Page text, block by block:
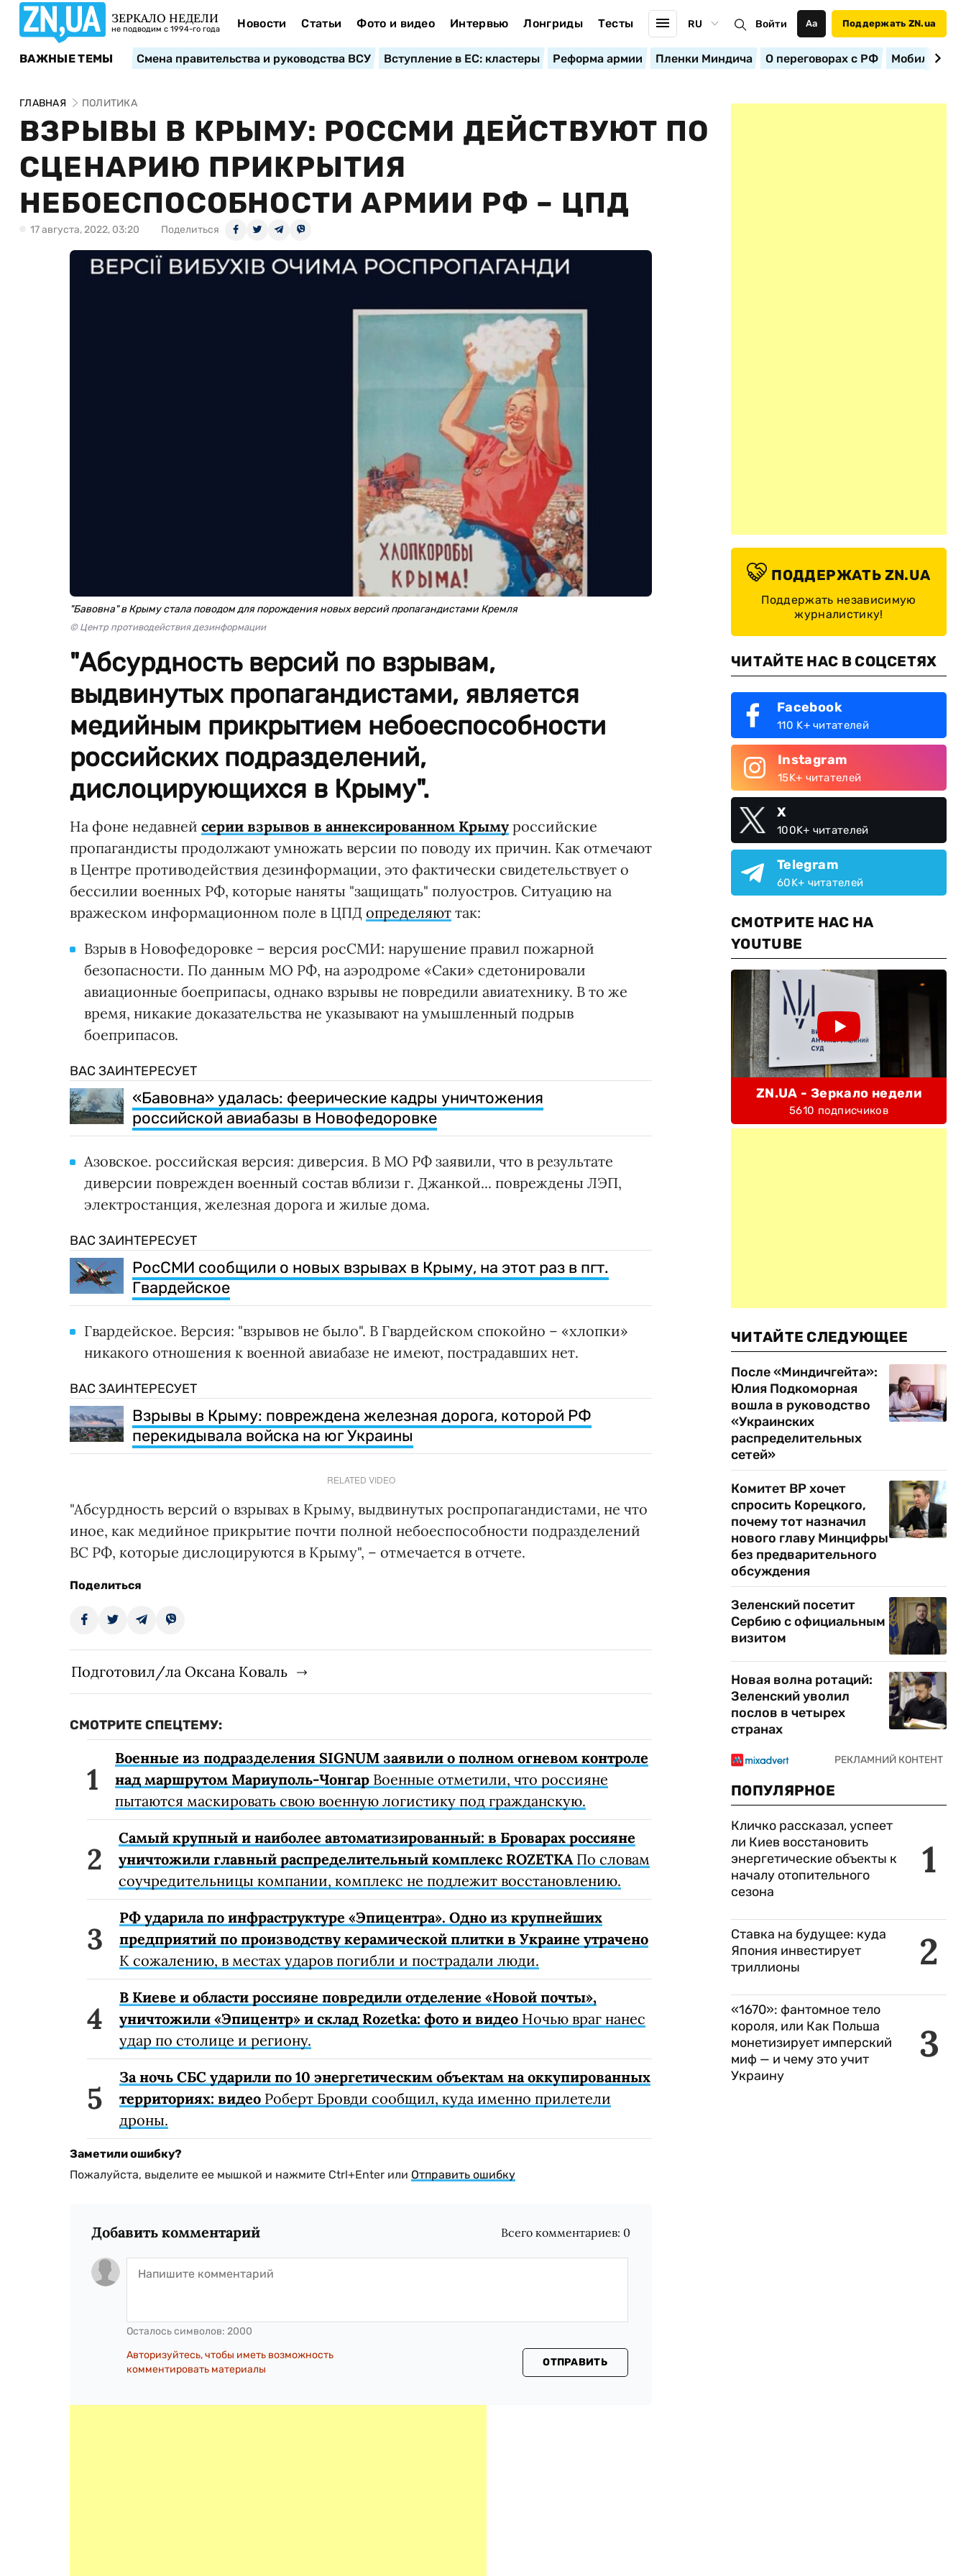
ЗЕРКАЛО НЕДЕЛИ
не подводим с 1994-го года Новости Статьи Фото и видео Интервью Лонгриды Тесты RU Войти Аа Поддержать ZN.ua
ВАЖНЫЕ ТЕМЫ Смена правительства и руководства ВСУ Вступление в ЕС: кластеры Реформа армии Пленки Миндича О переговорах с РФ
ГЛАВНАЯ ПОЛИТИКА
ВЗРЫВЫ В КРЫМУ: РОССМИ ДЕЙСТВУЮТ ПО
СЦЕНАРИЮ ПРИКРЫТИЯ
НЕБОЕСПОСОБНОСТИ АРМИИ РФ – ЦПД
17 августа, 2022, 03:20 Поделиться
"Бавовна" в Крыму стала поводом для порождения новых версий пропагандистами Кремля
© Центр противодействия дезинформации
"Абсурдность версий по взрывам,
выдвинутых пропагандистами, является
медийным прикрытием небоеспособности
российских подразделений,
дислоцирующихся в Крыму".
На фоне недавней серии взрывов в аннексированном Крыму российские
пропагандисты продолжают умножать версии по поводу их причин. Как отмечают
в Центре противодействия дезинформации, это фактически свидетельствует о
бессилии военных РФ, которые наняты "защищать" полуостров. Ситуацию на
вражеском информационном поле в ЦПД определяют так:
Взрыв в Новофедоровке – версия росСМИ: нарушение правил пожарной
безопасности. По данным МО РФ, на аэродроме «Саки» сдетонировали
авиационные боеприпасы, однако взрывы не повредили авиатехнику. В то же
время, никакие доказательства не указывают на умышленный подрыв
боеприпасов.
ВАС ЗАИНТЕРЕСУЕТ
«Бавовна» удалась: феерические кадры уничтожения
российской авиабазы в Новофедоровке
Азовское. российская версия: диверсия. В МО РФ заявили, что в результате
диверсии поврежден военный состав вблизи г. Джанкой... повреждены ЛЭП,
электростанция, железная дорога и жилые дома.
ВАС ЗАИНТЕРЕСУЕТ
РосСМИ сообщили о новых взрывах в Крыму, на этот раз в пгт.
Гвардейское
Гвардейское. Версия: "взрывов не было". В Гвардейском спокойно – «хлопки»
никакого отношения к военной авиабазе не имеют, пострадавших нет.
ВАС ЗАИНТЕРЕСУЕТ
Взрывы в Крыму: повреждена железная дорога, которой РФ
перекидывала войска на юг Украины
RELATED VIDEO
"Абсурдность версий о взрывах в Крыму, выдвинутых роспропагандистами, не что
иное, как медийное прикрытие почти полной небоеспособности подразделений
ВС РФ, которые дислоцируются в Крыму", – отмечается в отчете.
Поделиться
Подготовил/ла Оксана Коваль
СМОТРИТЕ СПЕЦТЕМУ:
Военные из подразделения SIGNUM заявили о полном огневом контроле
над маршрутом Мариуполь-Чонгар Военные отметили, что россияне
пытаются маскировать свою военную логистику под гражданскую.
Самый крупный и наиболее автоматизированный: в Броварах россияне
уничтожили главный распределительный комплекс ROZETKAПо словам
соучредительницы компании, комплекс не подлежит восстановлению.
РФ ударила по инфраструктуре «Эпицентра». Одно из крупнейших
предприятий по производству керамической плитки в Украине утрачено
К сожалению, в местах ударов погибли и пострадали люди.
В Киеве и области россияне повредили отделение «Новой почты»,
уничтожили «Эпицентр» и склад Rozetka: фото и видео Ночью враг нанес
удар по столице и региону.
За ночь СБС ударили по 10 энергетическим объектам на оккупированных
территориях: видео Роберт Бровди сообщил, куда именно прилетели
дроны.
Заметили ошибку?
Пожалуйста, выделите ее мышкой и нажмите Ctrl+Enter или Отправить ошибку
Добавить комментарий Всего комментариев: 0
Осталось символов: 2000
Авторизуйтесь, чтобы иметь возможность
комментировать материалы
ОТПРАВИТЬ
ПОДДЕРЖАТЬ ZN.UA
Поддержать независимую
журналистику!
ЧИТАЙТЕ НАС В СОЦСЕТЯХ
Facebook
110 K+ читателей
Instagram
15K+ читателей
X
100K+ читателей
Telegram
60K+ читателей
СМОТРИТЕ НАС НА
YOUTUBE
ZN.UA - Зеркало недели
5610 подписчиков
ЧИТАЙТЕ СЛЕДУЮЩЕЕ
После «Миндичгейта»:
Юлия Подкоморная
вошла в руководство
«Украинских
распределительных
сетей»
Комитет ВР хочет
спросить Корецкого,
почему тот назначил
нового главу Минцифры
без предварительного
обсуждения
Зеленский посетит
Сербию с официальным
визитом
Новая волна ротаций:
Зеленский уволил
послов в четырех
странах
ПОПУЛЯРНОЕ
1
Кличко рассказал, успеет
ли Киев восстановить
энергетические объекты к
началу отопительного
сезона
2
Ставка на будущее: куда
Япония инвестирует
триллионы
3
«1670»: фантомное тело
короля, или Как Польша
монетизирует имперский
миф — и чему это учит
Украину